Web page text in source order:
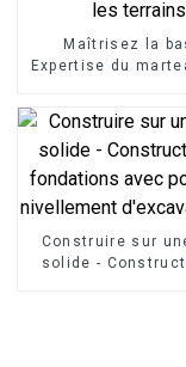
Maîtrisez la
Expertise du
de sous-structure
les terrains
Construire sur
solide -